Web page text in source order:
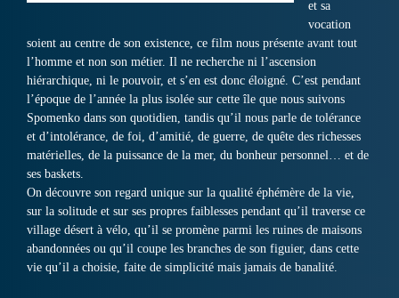
et sa
vocation
soient au centre de son existence, ce film nous présente avant tout
l’homme et non son métier. Il ne recherche ni l’ascension
hiérarchique, ni le pouvoir, et s’en est donc éloigné. C’est pendant
l’époque de l’année la plus isolée sur cette île que nous suivons
Spomenko dans son quotidien, tandis qu’il nous parle de tolérance
et d’intolérance, de foi, d’amitié, de guerre, de quête des richesses
matérielles, de la puissance de la mer, du bonheur personnel… et de
ses baskets.
On découvre son regard unique sur la qualité éphémère de la vie,
sur la solitude et sur ses propres faiblesses pendant qu’il traverse ce
village désert à vélo, qu’il se promène parmi les ruines de maisons
abandonnées ou qu’il coupe les branches de son figuier, dans cette
vie qu’il a choisie, faite de simplicité mais jamais de banalité.